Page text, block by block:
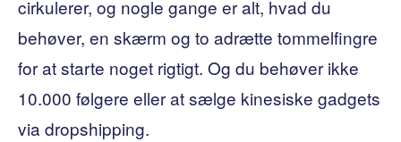
cirkulerer, og nogle gange er alt, hvad du
behøver, en skærm og to adrætte tommelfingre
for at starte noget rigtigt. Og du behøver ikke
10.000 følgere eller at sælge kinesiske gadgets
via dropshipping.